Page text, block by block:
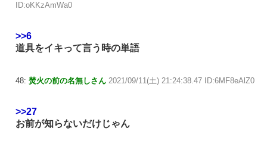
ID:oKKzAmWa0
>>6
道具をイキって言う時の単語
48: 焚火の前の名無しさん 2021/09/11(土) 21:24:38.47 ID:6MF8eAlZ0
>>27
お前が知らないだけじゃん